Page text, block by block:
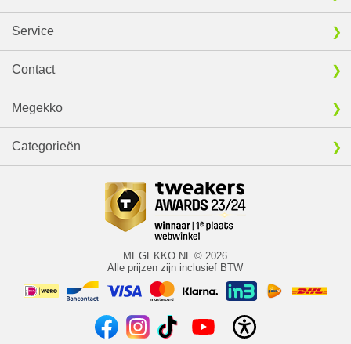
Service
Contact
Megekko
Categorieën
MEGEKKO.NL © 2026
Alle prijzen zijn inclusief BTW